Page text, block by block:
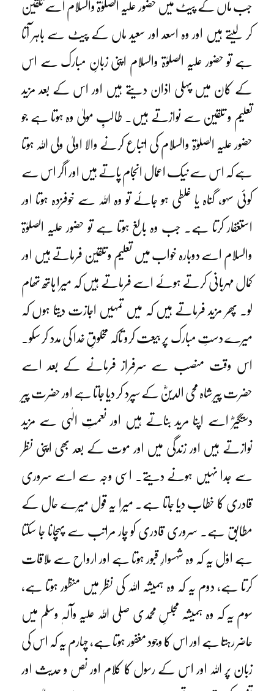
جب ماں کے پیٹ میں حضور علیہ الصلوٰۃ والسلام اسے تلقین
کر لیتے ہیں اور وہ اسعد اور سعید ماں کے پیٹ سے باہر آتا
ہے تو حضور علیہ الصلوٰۃ والسلام اپنی زبانِ مبارک سے اس
کے کان میں پہلی اذان دیتے ہیں اور اس کے بعد مزید
تعلیم و تلقین سے نوازتے ہیں۔ طالبِ مولیٰ وہ ہوتا ہے جو
حضور علیہ الصلوٰۃ والسلام کی اتباع کرنے والا اولیٰ ولی اللہ ہوتا
ہے کہ اس سے نیک اعمال انجام پاتے ہیں اور اگر اس سے
کوئی سہو، گناہ یا غلطی ہو جائے تو وہ اللہ سے خوفزدہ ہوتا اور
استغفار کرتا ہے۔ جب وہ بالغ ہوتا ہے تو حضور علیہ الصلوٰۃ
والسلام اسے دوبارہ خواب میں تعلیم و تلقین فرماتے ہیں اور
کمال مہربانی کرتے ہوئے اسے فرماتے ہیں کہ میرا ہاتھ تھام
لو۔ پھر مزید فرماتے ہیں کہ میں تمہیں اجازت دیتا ہوں کہ
میرے دستِ مبارک پر بیعت کرو تاکہ مخلوقِ خدا کی مدد کر سکو۔
اس وقت منصب سے سرفراز فرمانے کے بعد اسے
حضرت پیر شاہ محی الدینؓ کے سپرد کر دیا جاتا ہے اور حضرت پیر
دستگیرؓ اسے اپنا مرید بناتے ہیں اور نعمتِ الٰہی سے مزید
نوازتے ہیں اور زندگی میں اور موت کے بعد بھی اپنی نظر
سے جدا نہیں ہونے دیتے۔ اسی وجہ سے اسے سروری
قادری کا خطاب دیا جاتا ہے۔ میرا یہ قول میرے حال کے
مطابق ہے۔ سروری قادری کو چار مراتب سے پہچانا جا سکتا
ہے اوّل یہ کہ وہ شہسوارِ قبور ہوتا ہے اور ارواح سے ملاقات
کرتا ہے، دوم یہ کہ وہ ہمیشہ اللہ کی نظر میں منظور ہوتا ہے،
سوم یہ کہ وہ ہمیشہ مجلسِ محمدی صلی اللہ علیہ وآلہٖ وسلم میں
حاضر رہتا ہے اور اس کا وجود مغفور ہوتا ہے، چہارم یہ کہ اس کی
زبان پر اللہ اور اس کے رسول کا کلام اور نص و حدیث اور